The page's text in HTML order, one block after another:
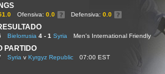
Ofensiva: 0.0 Defensiva: 0.0
Bielorrusia 4 - 1 Syria Men's International Friendly
PARTIDO
Syria v Kyrgyz Republic 07:00 EST